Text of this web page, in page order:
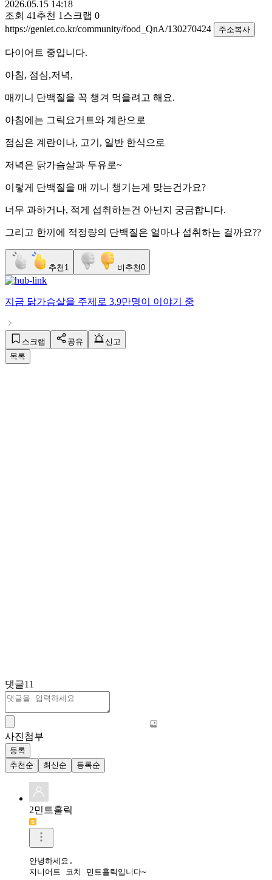
2026.05.15 14:18
조회 41 추천 1 스크랩 0
https://geniet.co.kr/community/food_QnA/130270424
주소복사
다이어트 중입니다.
아침, 점심,저녁,
매끼니 단백질을 꼭 챙겨 먹을려고 해요.
아침에는 그릭요거트와 계란으로
점심은 계란이나, 고기, 일반 한식으로
저녁은 닭가슴살과 두유로~
이렇게 단백질을 매 끼니 챙기는게 맞는건가요?
너무 과하거나, 적게 섭취하는건 아닌지 궁금합니다.
그리고 한끼에 적정량의 단백질은 얼마나 섭취하는 걸까요??
추천 1 비추천0
지금 닭가슴살을 주제로 3.9만명이 이야기 중
스크랩 공유
신고
목록
댓글11
사진첨부
등록
추천순
최신순 등록순
2민트홀릭
안녕하세요.
지니어트 코치 민트홀릭입니다~